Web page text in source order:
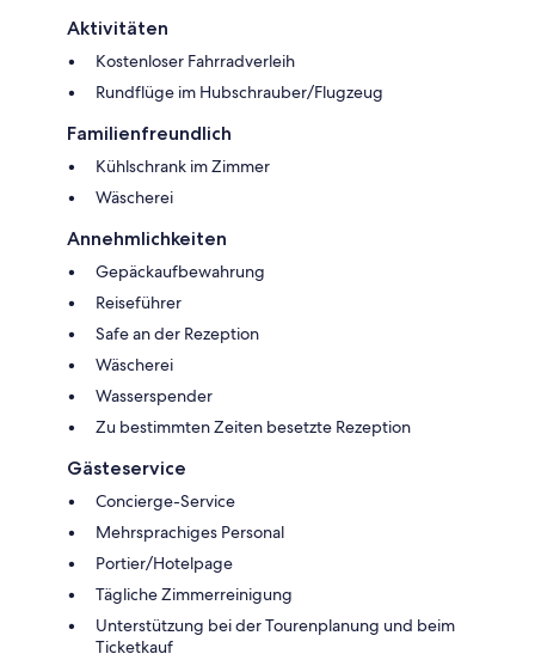
Aktivitäten
Kostenloser Fahrradverleih
Rundflüge im Hubschrauber/Flugzeug
Familienfreundlich
Kühlschrank im Zimmer
Wäscherei
Annehmlichkeiten
Gepäckaufbewahrung
Reiseführer
Safe an der Rezeption
Wäscherei
Wasserspender
Zu bestimmten Zeiten besetzte Rezeption
Gästeservice
Concierge-Service
Mehrsprachiges Personal
Portier/Hotelpage
Tägliche Zimmerreinigung
Unterstützung bei der Tourenplanung und beim
Ticketkauf